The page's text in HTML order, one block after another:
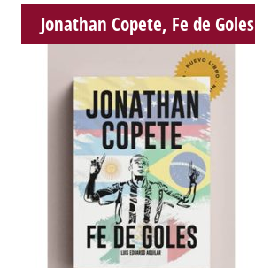
Jonathan Copete, Fe de Goles